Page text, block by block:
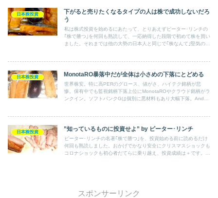
日本株投資
下がると売りたくなるタイプの人は株で成功しないだろ
う
私は株式投資を始めるにあたって、とりあえずピーター･リンチの
｢株で勝つ｣を何回も熟読して、一応納得した段階で初めて株を買い
ました。それまでは他の大勢の日本人と同じで｢株なんて｣堅気のや
日本株投資 MonotaRO暴落中だが全体は小さめの下落にとどめる
世界株安。特に高PERのグロース、値がさ、ハイテク銘柄が悲
惨。保有中でも監視銘柄下落上位にMonotaROやクラウド銘柄がラ
ンクイン。ソフトバンクGは個別に悪材料もあり大幅下落。And
日本株投資 ”知っているものに投資せよ” by ピーター･リンチ
ピーター･リンチの名著｢株で勝つ｣を、投資始める前に読めるだけ
何回も熟読しました。おかげでかなり安全にクリスマスショックも
コロナショックも初心者だてらに乗り越え、投資成績は＋です。投
スポンサーリンク